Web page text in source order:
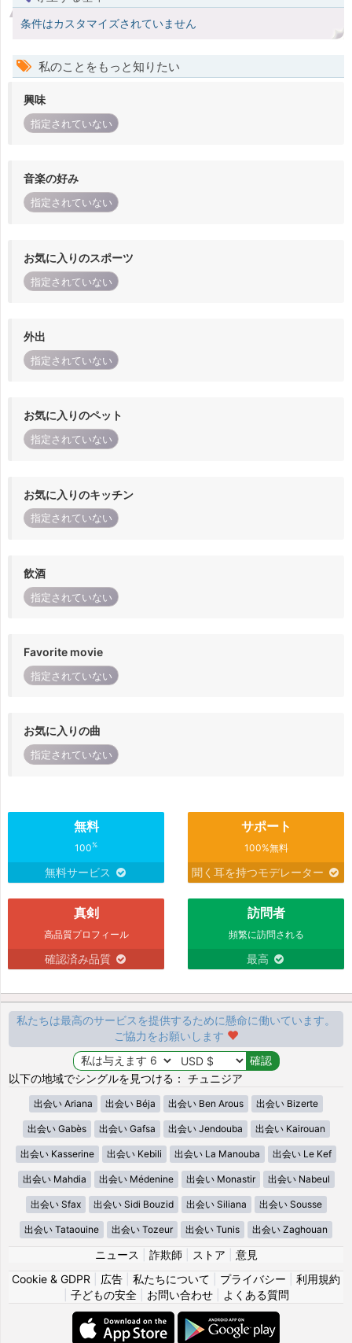
条件はカスタマイズされていません
私のことをもっと知りたい
興味
指定されていない
音楽の好み
指定されていない
お気に入りのスポーツ
指定されていない
外出
指定されていない
お気に入りのペット
指定されていない
お気に入りのキッチン
指定されていない
飲酒
指定されていない
Favorite movie
指定されていない
お気に入りの曲
指定されていない
無料
100%
無料サービス
サポート
100%無料
聞く耳を持つモデレーター
真剣
高品質プロフィール
確認済み品質
訪問者
頻繁に訪問される
最高
私たちは最高のサービスを提供するために懸命に働いています。
ご協力をお願いします
以下の地域でシングルを見つける： チュニジア
出会い Ariana 出会い Béja 出会い Ben Arous 出会い Bizerte
出会い Gabès 出会い Gafsa 出会い Jendouba 出会い Kairouan
出会い Kasserine 出会い Kebili 出会い La Manouba 出会い Le Kef
出会い Mahdia 出会い Médenine 出会い Monastir 出会い Nabeul
出会い Sfax 出会い Sidi Bouzid 出会い Siliana 出会い Sousse
出会い Tataouine 出会い Tozeur 出会い Tunis 出会い Zaghouan
ニュース 詐欺師 ストア
意見
Cookie & GDPR
広告 私たちについて プライバシー
利用規約
子どもの安全| お問い合わせ| よくある質問